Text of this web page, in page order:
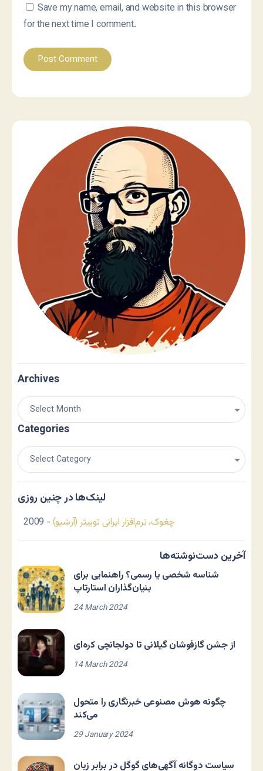
Save my name, email, and website in this browser
for the next time I comment.
Archives
Categories
لینک‌ها در چنین روزی
چغوک، نرم‌افزار ایرانی توییتر (آرشیو) - 2009
آخرین دست‌نوشته‌ها
شناسه شخصی یا رسمی؟ راهنمایی برای
بنیان‌گذاران استارتاپ
24 March 2024
از جشن گازفوشان گیلانی تا دولجانچی کره‌ای
14 March 2024
چگونه هوش مصنوعی خبرنگاری را متحول
می‌کند
29 January 2024
سیاست دوگانه آگهی‌های گوگل در برابر زبان